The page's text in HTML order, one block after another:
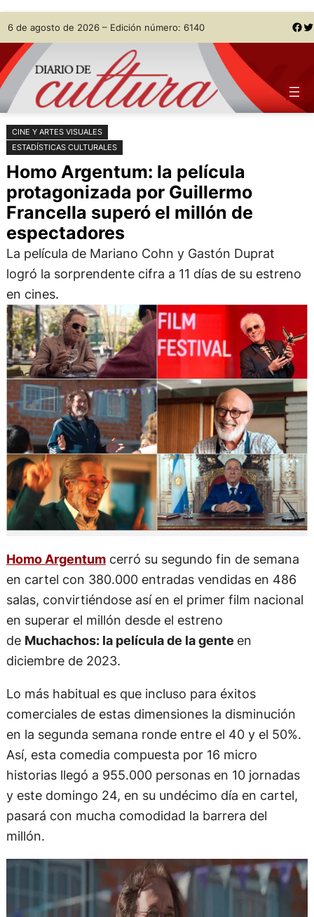
Saltar
al
contenido
Skip
to
content
6 de agosto de 2026 – Edición número: 6140 Facebook Twitter
CINE Y ARTES VISUALES
ESTADÍSTICAS CULTURALES
Homo Argentum: la película
protagonizada por Guillermo
Francella superó el millón de
espectadores
La película de Mariano Cohn y Gastón Duprat
logró la sorprendente cifra a 11 días de su estreno
en cines.
Homo Argentumcerró su segundo fin de semana
en cartel con 380.000 entradas vendidas en 486
salas, convirtiéndose así en el primer film nacional
en superar el millón desde el estreno
de Muchachos: la película de la gente en
diciembre de 2023.
Lo más habitual es que incluso para éxitos
comerciales de estas dimensiones la disminución
en la segunda semana ronde entre el 40 y el 50%.
Así, esta comedia compuesta por 16 micro
historias llegó a 955.000 personas en 10 jornadas
y este domingo 24, en su undécimo día en cartel,
pasará con mucha comodidad la barrera del
millón.